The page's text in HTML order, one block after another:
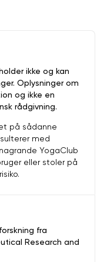
fra
Research and
ikke og kan
Oplysninger om
og ikke en
rådgivning.
på sådanne
med
YogaClub
eller stoler på